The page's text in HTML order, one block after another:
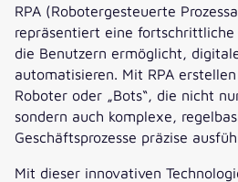
RPA (Robotergesteuerte
repräsentiert eine fortschrittliche
die Benutzern ermöglicht,
automatisieren. Mit RPA
Roboter oder „Bots“, die nicht
sondern auch komplexe,
Geschäftsprozesse präzise
Mit dieser innovativen